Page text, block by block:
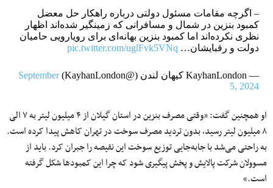
– اگرچه مقامات مسئول دولتی درباره راهکار حل معضل
کمبود بنزین در شمال و مسافرانی که زمینگیر شده‌اند اظهار
نظری نکرده‌اند اما کمبود بنزین بهانه‌ای برای رویارویی حامیان
دولت و رقبایشان… pic.twitter.com/uglFvk5VNq
— KayhanLondon کیهان لندن (@KayhanLondon)
September
5, 2024
او همچنین گفت: «وقتی مصرف بنزین در استان گیلان از ۴ میلیون لیتر به ۷ الی
۸ میلیون لیتر رسید، بدون تردید مصرف سوخت در تهران کاهش پیدا کرده است.
به راحتی می‌شد با جابه‌جایی توزیع سوخت این نقیصه را جبران کرد. باید از
مسوولان شرکت پالایش و پخش پیگیری شود که چرا این کمبودها شکل گرفته
است.»